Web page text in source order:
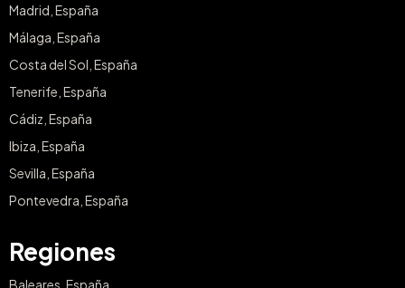
Madrid, España
Málaga, España
Costa del Sol, España
Tenerife, España
Cádiz, España
Ibiza, España
Sevilla, España
Pontevedra, España
Regiones
Baleares, España